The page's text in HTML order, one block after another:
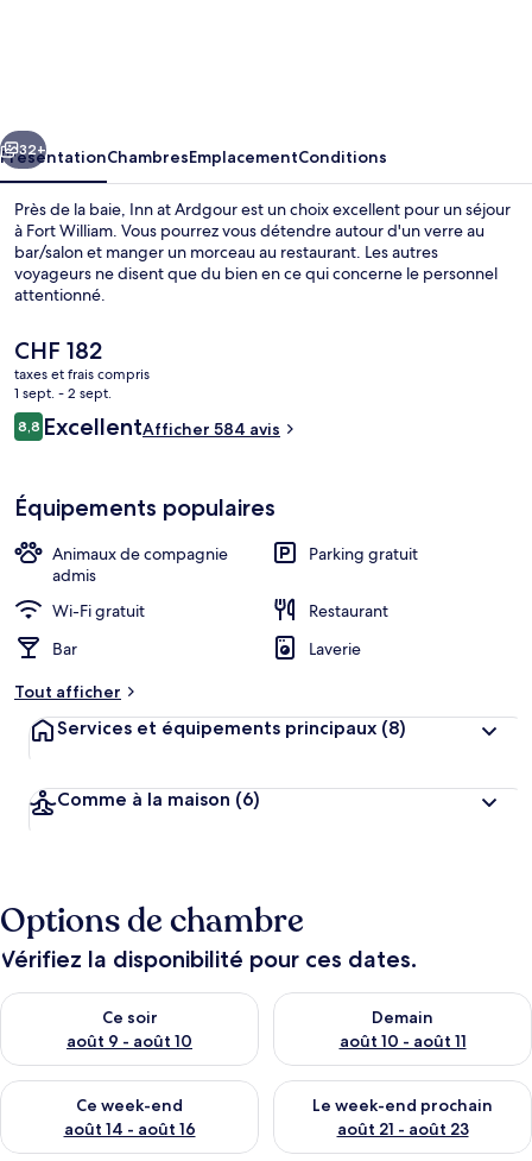
Suivant
32+
PrésentationChambresEmplacementConditions
Près de la baie, Inn at Ardgour est un choix excellent pour un séjour
à Fort William. Vous pourrez vous détendre autour d'un verre au
bar/salon et manger un morceau au restaurant. Les autres
voyageurs ne disent que du bien en ce qui concerne le personnel
attentionné.
Le
prix
actuel
est
de
CHF 182
taxes et frais compris
1 sept. - 2 sept.
Avis
voyageurs
8,88,8 sur 10
ExcellentAfficher 584 avis
Équipements populaires
Animaux de compagnie
admis
Parking gratuit
Wi-Fi gratuit
Restaurant
Bar
Laverie
Tout afficher
Services et équipements principaux (8)
Comme à la maison (6)
Options de chambre
Vérifiez la disponibilité pour ces dates.
Ce soir
août 9 - août 10
Vérifier la disponibilité pour ce soir août 9 - août 10
Demain
août 10 - août 11
Vérifier la disponibilité pour
Ce week-end
août 14 - août 16
Vérifier la disponibilité pour ce week-end août 14 - août 16
Le week-end prochain
août 21 - août 23
Vérifier la disponibilité pour